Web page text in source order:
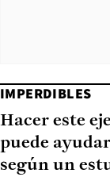
IMPERDIBLES
Hacer este
puede
según un